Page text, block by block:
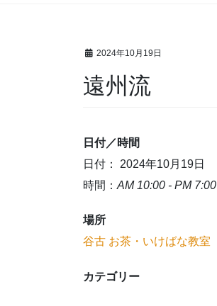
2024年10月19日
遠州流
日付／時間
日付： 2024年10月19日
時間： AM 10:00 - PM 7:00
場所
谷古 お茶・いけばな教室
カテゴリー